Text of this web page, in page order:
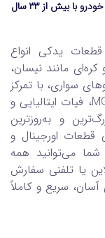
یدک‌گستر اولین بازار و فروشگاه اینترنتی لوازم یدکی خودرو با بیش از 33 سال
یدکی انواع
مانند نیسان،
سواری، با تمرکز
ویژه بر برندهای چینی محبوب نظیر MG، MVM، فیات ایتالیایی و
و به‌روزترین
قطعات اورجینال و
شما می‌توانید همه
یا تلفنی سفارش
سریع و کاملاً